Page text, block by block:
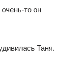
то он
Таня.